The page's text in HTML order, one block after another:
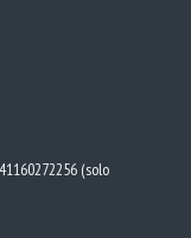
(solo